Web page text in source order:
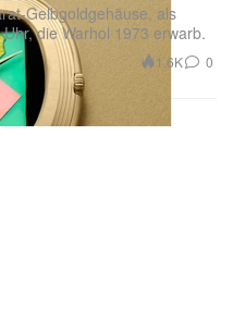
Gelbgoldgehäuse, als
die Warhol 1973 erwarb.
1.6K 0